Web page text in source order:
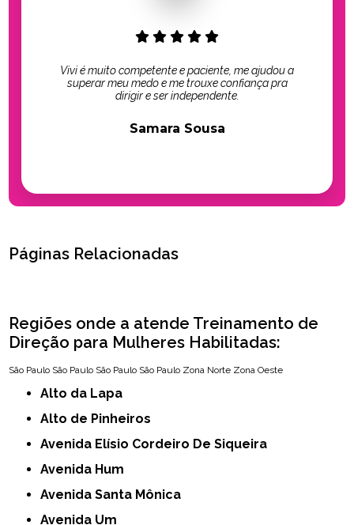
Vivi é muito competente e paciente, me ajudou a
superar meu medo e me trouxe confiança pra
dirigir e ser independente.
Samara Sousa
Páginas Relacionadas
Regiões onde a atende Treinamento de
Direção para Mulheres Habilitadas:
São Paulo São Paulo São Paulo São Paulo Zona Norte Zona Oeste
Alto da Lapa
Alto de Pinheiros
Avenida Elísio Cordeiro De Siqueira
Avenida Hum
Avenida Santa Mônica
Avenida Um